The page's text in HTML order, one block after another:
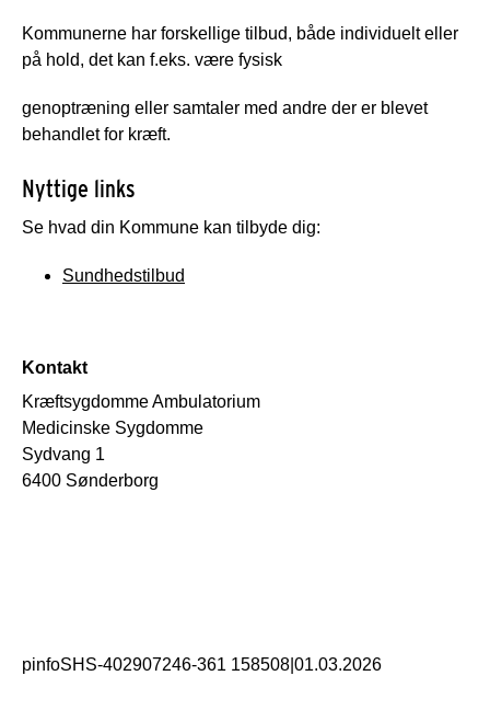
Kommunerne har forskellige tilbud, både individuelt eller
på hold, det kan f.eks. være fysisk
genoptræning eller samtaler med andre der er blevet
behandlet for kræft.
Nyttige links
Se hvad din Kommune kan tilbyde dig:
Sundhedstilbud
Kontakt
Kræftsygdomme Ambulatorium
Medicinske Sygdomme
Sydvang 1
6400 Sønderborg
pinfoSHS-402907246-361 158508 01.03.2026